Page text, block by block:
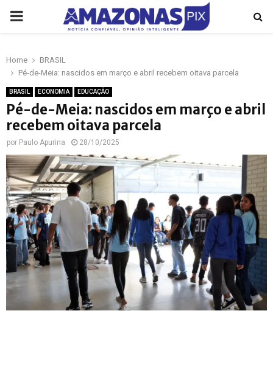
PRIMARY
Home
BRASIL
Pé-de-Meia: nascidos em março e abril recebem oitava parcela
BRASIL ECONOMIA EDUCAÇÃO
Pé-de-Meia: nascidos em março e abril
recebem oitava parcela
por Paulo Apurina 28/10/2025